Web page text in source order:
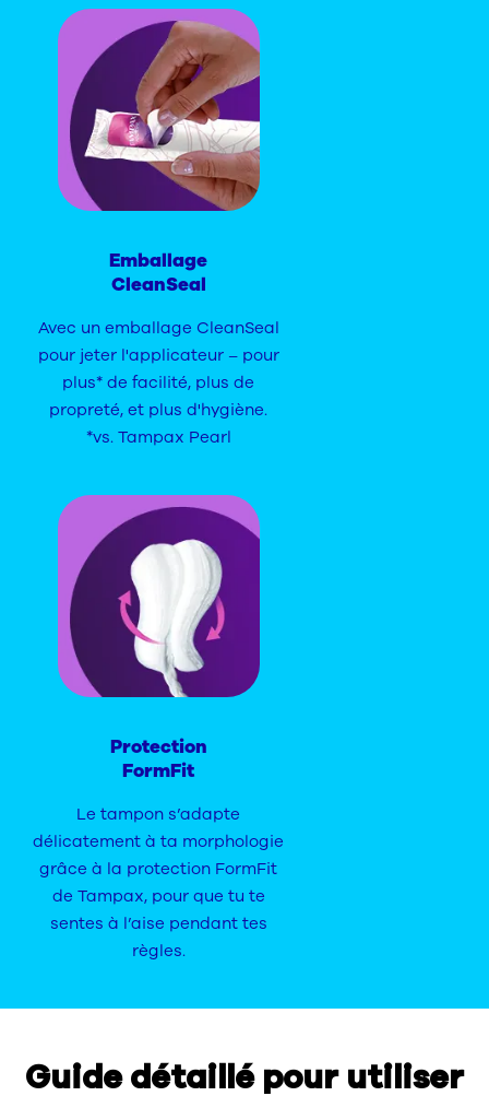
Emballage
CleanSeal
Avec un emballage CleanSeal
pour jeter l'applicateur – pour
plus* de facilité, plus de
propreté, et plus d'hygiène.
*vs. Tampax Pearl
Protection
FormFit
Le tampon s’adapte
délicatement à ta morphologie
grâce à la protection FormFit
de Tampax, pour que tu te
sentes à l’aise pendant tes
règles.
Guide détaillé pour utiliser